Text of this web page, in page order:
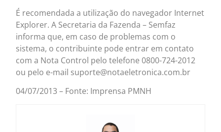
É recomendada a utilização do navegador Internet
Explorer. A Secretaria da Fazenda – Semfaz
informa que, em caso de problemas com o
sistema, o contribuinte pode entrar em contato
com a Nota Control pelo telefone 0800-724-2012
ou pelo e-mail suporte@notaeletronica.com.br
04/07/2013 – Fonte: Imprensa PMNH